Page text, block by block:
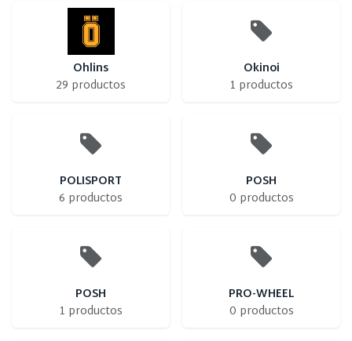
Ohlins
29 productos
Okinoi
1 productos
POLISPORT
6 productos
POSH
0 productos
POSH
1 productos
PRO-WHEEL
0 productos